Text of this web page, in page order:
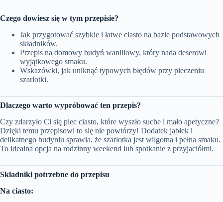
Czego dowiesz się w tym przepisie?
Jak przygotować szybkie i łatwe ciasto na bazie podstawowych
składników.
Przepis na domowy budyń waniliowy, który nada deserowi
wyjątkowego smaku.
Wskazówki, jak uniknąć typowych błędów przy pieczeniu
szarlotki.
Dlaczego warto wypróbować ten przepis?
Czy zdarzyło Ci się piec ciasto, które wyszło suche i mało apetyczne?
Dzięki temu przepisowi to się nie powtórzy! Dodatek jabłek i
delikatnego budyniu sprawia, że szarlotka jest wilgotna i pełna smaku.
To idealna opcja na rodzinny weekend lub spotkanie z przyjaciółmi.
Składniki potrzebne do przepisu
Na ciasto: